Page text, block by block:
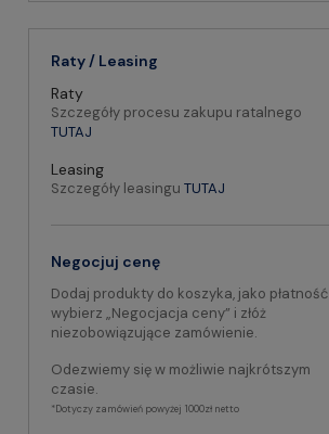
Raty / Leasing
Raty
Szczegóły procesu zakupu ratalnego
TUTAJ
Leasing
Szczegóły leasingu TUTAJ
Negocjuj cenę
Dodaj produkty do koszyka, jako płatność
wybierz „Negocjacja ceny” i złóż
niezobowiązujące zamówienie.
Odezwiemy się w możliwie najkrótszym
czasie.
*Dotyczy zamówień powyżej 1000zł netto